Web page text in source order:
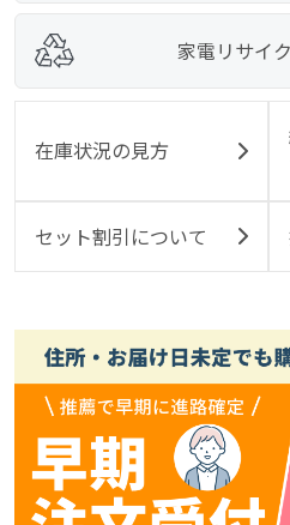
家電リサイ
在庫状況の見方
セット割引について